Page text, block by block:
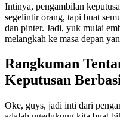
Intinya, pengambilan
segelintir orang, tapi buat
dan pinter. Jadi, yuk mulai
melangkah ke masa depan
Rangkuman
Keputusan
Oke, guys, jadi inti dari